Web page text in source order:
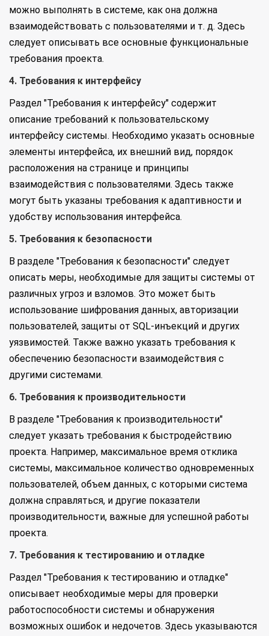
можно выполнять в системе, как она должна
взаимодействовать с пользователями и т. д. Здесь
следует описывать все основные функциональные
требования проекта.
4. Требования к интерфейсу
Раздел "Требования к интерфейсу" содержит
описание требований к пользовательскому
интерфейсу системы. Необходимо указать основные
элементы интерфейса, их внешний вид, порядок
расположения на странице и принципы
взаимодействия с пользователями. Здесь также
могут быть указаны требования к адаптивности и
удобству использования интерфейса.
5. Требования к безопасности
В разделе "Требования к безопасности" следует
описать меры, необходимые для защиты системы от
различных угроз и взломов. Это может быть
использование шифрования данных, авторизации
пользователей, защиты от SQL-инъекций и других
уязвимостей. Также важно указать требования к
обеспечению безопасности взаимодействия с
другими системами.
6. Требования к производительности
В разделе "Требования к производительности"
следует указать требования к быстродействию
проекта. Например, максимальное время отклика
системы, максимальное количество одновременных
пользователей, объем данных, с которыми система
должна справляться, и другие показатели
производительности, важные для успешной работы
проекта.
7. Требования к тестированию и отладке
Раздел "Требования к тестированию и отладке"
описывает необходимые меры для проверки
работоспособности системы и обнаружения
возможных ошибок и недочетов. Здесь указываются